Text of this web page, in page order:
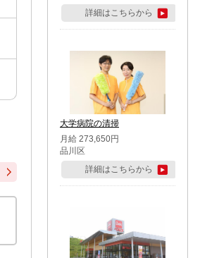
詳細はこちらから
大学病院の清掃
月給 273,650円
品川区
詳細はこちらから